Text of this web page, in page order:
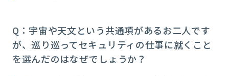
Q：宇宙や天文という共通項があるお二人です
が、巡り巡ってセキュリティの仕事に就くこと
を選んだのはなぜでしょうか？